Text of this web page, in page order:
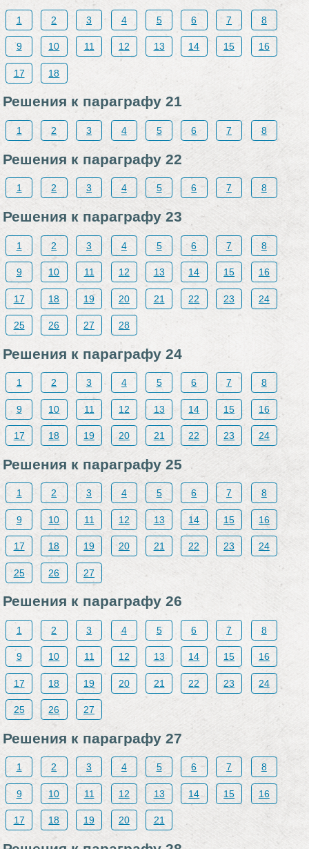
1 2 3 4 5 6 7 8
9 10 11 12 13 14 15 16
17 18
Решения к параграфу 21
1 2 3 4 5 6 7 8
Решения к параграфу 22
1 2 3 4 5 6 7 8
Решения к параграфу 23
1 2 3 4 5 6 7 8
9 10 11 12 13 14 15 16
17 18 19 20 21 22 23 24
25 26 27 28
Решения к параграфу 24
1 2 3 4 5 6 7 8
9 10 11 12 13 14 15 16
17 18 19 20 21 22 23 24
Решения к параграфу 25
1 2 3 4 5 6 7 8
9 10 11 12 13 14 15 16
17 18 19 20 21 22 23 24
25 26 27
Решения к параграфу 26
1 2 3 4 5 6 7 8
9 10 11 12 13 14 15 16
17 18 19 20 21 22 23 24
25 26 27
Решения к параграфу 27
1 2 3 4 5 6 7 8
9 10 11 12 13 14 15 16
17 18 19 20 21